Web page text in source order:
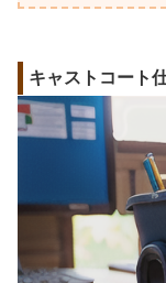
キャストコート